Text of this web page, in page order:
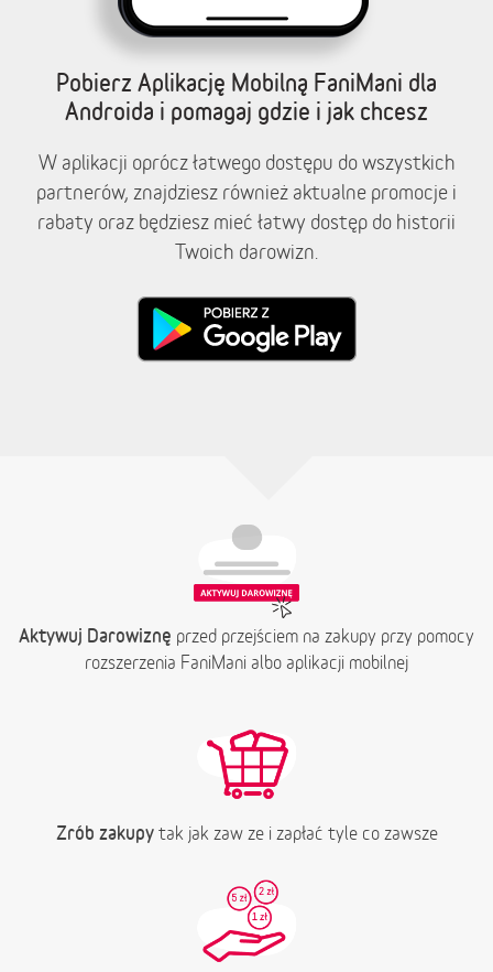
Pobierz Aplikację Mobilną FaniMani dla
Androida i pomagaj gdzie i jak chcesz
W aplikacji oprócz łatwego dostępu do wszystkich
partnerów, znajdziesz również aktualne promocje i
rabaty oraz będziesz mieć łatwy dostęp do historii
Twoich darowizn.
Aktywuj Darowiznę przed przejściem na zakupy przy pomocy
rozszerzenia FaniMani albo aplikacji mobilnej
Zrób zakupytak jak zaw ze i zapłać tyle co zawsze